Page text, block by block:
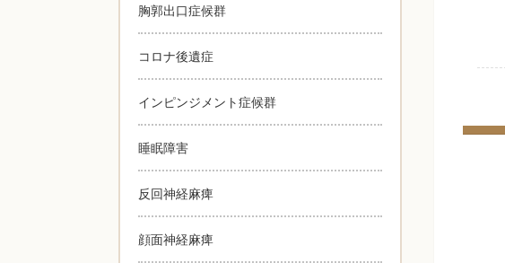
胸郭出口症候群
コロナ後遺症
インピンジメント症候群
睡眠障害
反回神経麻痺
顔面神経麻痺